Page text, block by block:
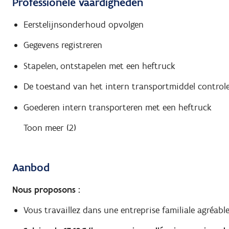
Eerstelijnsonderhoud opvolgen
Gegevens registreren
Stapelen, ontstapelen met een heftruck
De toestand van het intern transportmiddel
Goederen intern transporteren met een heftruck
Toon meer (2)
Aanbod
Nous proposons :
Vous travaillez dans une entreprise familiale agréable